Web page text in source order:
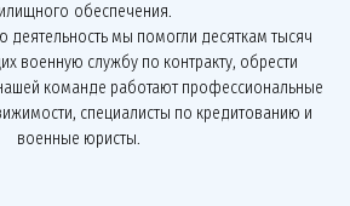
обеспечения.
мы помогли десяткам тысяч
военную службу по контракту, обрести
команде работают профессиональные
специалисты по кредитованию и
военные юристы.